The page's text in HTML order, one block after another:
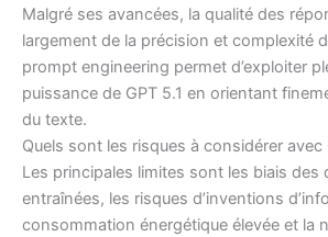
Malgré ses avancées, la qualité des
largement de la précision et complexité
prompt engineering permet d’exploiter
puissance de GPT 5.1 en orientant
du texte.
Quels sont les risques à considérer avec
Les principales limites sont les biais des
entraînées, les risques d’inventions
consommation énergétique élevée et la